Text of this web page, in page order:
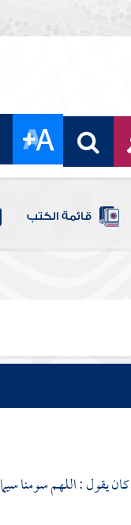
قائمة الكتب
كان يقول : اللهم سومنا